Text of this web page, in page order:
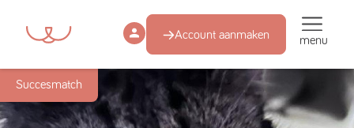
Account aanmaken menu
Succesmatch